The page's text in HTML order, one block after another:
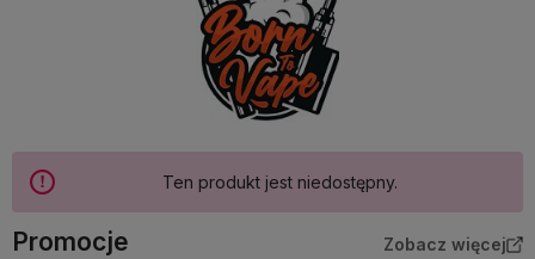
Ten produkt jest niedostępny.
Promocje Zobacz więcej